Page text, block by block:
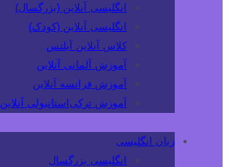
انگلیسی آنلاین (بزرگسال)
انگلیسی آنلاین (کودک)
کلاس آنلاین آیلتس
آموزش آلمانی آنلاین
آموزش فرانسه آنلاین
آموزش ترکی‌استانبولی آنلاین
زبان انگلیسی
انگلیسی بزرگسال